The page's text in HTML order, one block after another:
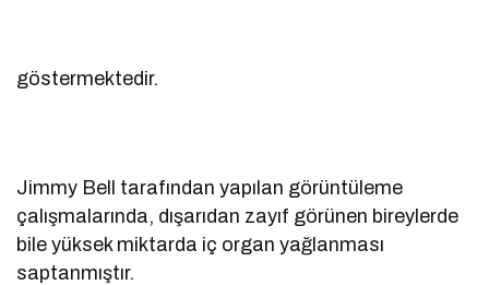
göstermektedir.
Jimmy Bell tarafından yapılan görüntüleme
çalışmalarında, dışarıdan zayıf görünen bireylerde
bile yüksek miktarda iç organ yağlanması
saptanmıştır.